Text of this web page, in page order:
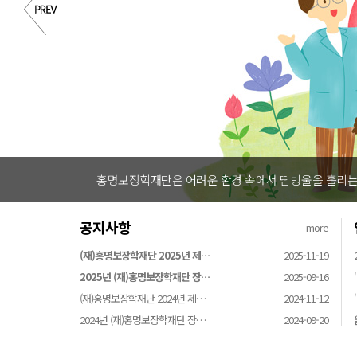
홍명보장학재단은 어려운 환경 속에서 땀방울을 흘리
공지사항
more
(재)홍명보장학재단 2025년 제…
2025-11-19
2025년 (재)홍명보장학재단 장…
2025-09-16
(재)홍명보장학재단 2024년 제…
2024-11-12
2024년 (재)홍명보장학재단 장…
2024-09-20